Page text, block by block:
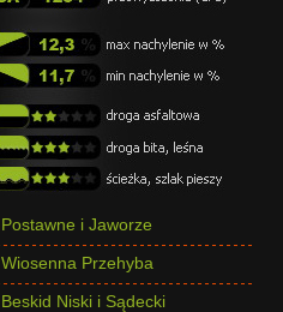
Postawne i Jaworze
Wiosenna Przehyba
Beskid Niski i Sądecki